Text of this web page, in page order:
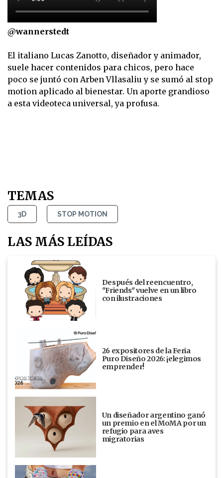
@wannerstedt
El italiano Lucas Zanotto, diseñador y animador,
suele hacer contenidos para chicos, pero hace
poco se juntó con Arben Vllasaliu y se sumó al stop
motion aplicado al bienestar. Un aporte grandioso
a esta videoteca universal, ya profusa.
TEMAS
3D STOP MOTION
LAS MÁS LEÍDAS
Después del reencuentro,
"Friends" vuelve en un libro
con ilustraciones
26 expositores de la Feria
Puro Diseño 2026: ¡elegimos
emprender!
Un diseñador argentino ganó
un premio en el MoMA por un
refugio para aves
migratorias